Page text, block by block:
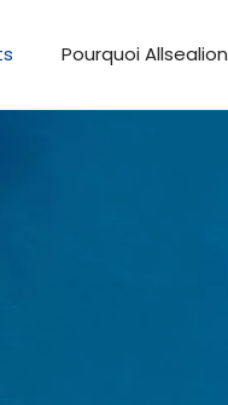
Pourquoi Allsealion